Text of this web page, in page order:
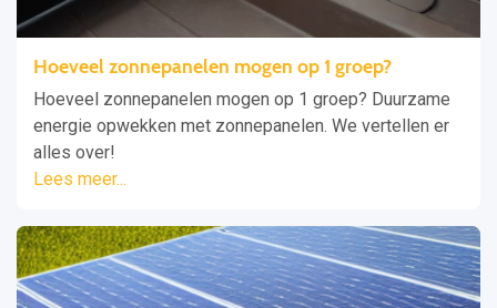
Hoeveel zonnepanelen mogen op 1 groep?
Hoeveel zonnepanelen mogen op 1 groep? Duurzame
energie opwekken met zonnepanelen. We vertellen er
alles over!
Lees meer...